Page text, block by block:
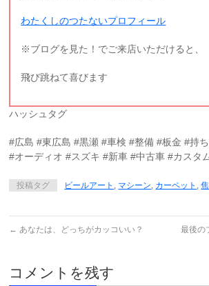
わたくしのつたないプロフィール
※ブログを見た！でご来店いただけると、
飛び跳ねて喜びます
ハッシュタグ
#広島 #東広島 #黒瀬 #車検 #整備 #板金 #持
#オーディオ #スズキ #新車 #中古車 #カスタ
投稿タグ ビールアート , マシーン, カーペット ,
← あなたは、どっちがカッコいい？ 最後の
コメントを残す